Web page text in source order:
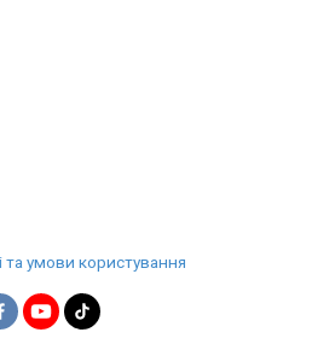
та умови користування